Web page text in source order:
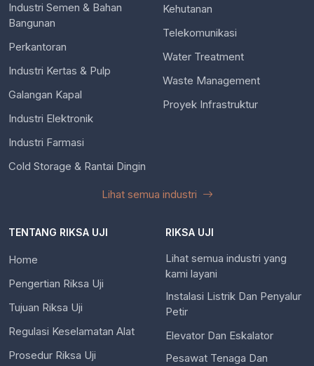
Industri Semen & Bahan
Bangunan
Perkantoran
Industri Kertas & Pulp
Galangan Kapal
Industri Elektronik
Industri Farmasi
Cold Storage & Rantai Dingin
Kehutanan
Telekomunikasi
Water Treatment
Waste Management
Proyek Infrastruktur
Lihat semua industri
TENTANG RIKSA UJI
Home
Pengertian Riksa Uji
Tujuan Riksa Uji
Regulasi Keselamatan Alat
Prosedur Riksa Uji
RIKSA UJI
Lihat semua industri yang
kami layani
Instalasi Listrik Dan Penyalur
Petir
Elevator Dan Eskalator
Pesawat Tenaga Dan